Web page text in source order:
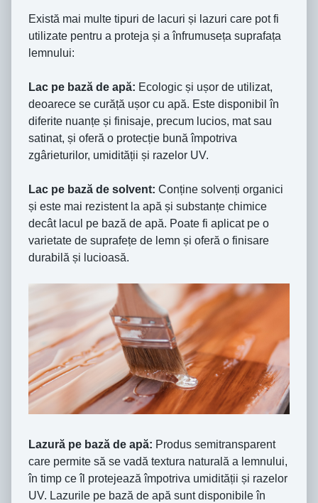
Există mai multe tipuri de lacuri și lazuri care pot fi
utilizate pentru a proteja și a înfrumuseța suprafața
lemnului:
Lac pe bază de apă: Ecologic și ușor de utilizat,
deoarece se curăță ușor cu apă. Este disponibil în
diferite nuanțe și finisaje, precum lucios, mat sau
satinat, și oferă o protecție bună împotriva
zgârieturilor, umidității și razelor UV.
Lac pe bază de solvent: Conține solvenți organici
și este mai rezistent la apă și substanțe chimice
decât lacul pe bază de apă. Poate fi aplicat pe o
varietate de suprafețe de lemn și oferă o finisare
durabilă și lucioasă.
Lazură pe bază de apă: Produs semitransparent
care permite să se vadă textura naturală a lemnului,
în timp ce îl protejează împotriva umidității și razelor
UV. Lazurile pe bază de apă sunt disponibile în